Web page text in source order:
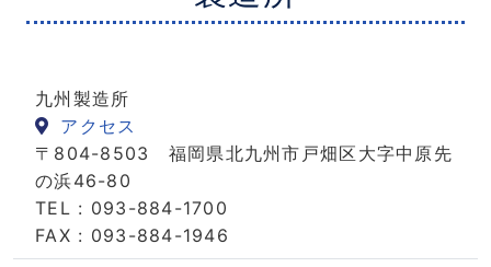
九州製造所
アクセス
〒804-8503 福岡県北九州市戸畑区大字中原先
の浜46-80
TEL : 093-884-1700
FAX : 093-884-1946